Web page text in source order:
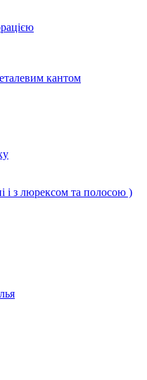
кантом
і з люрексом та полосою )